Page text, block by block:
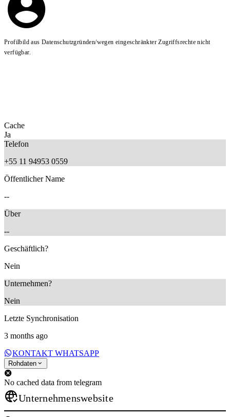
Profilbild aus Datenschutzgründen/wegen eingeschränkter Zugriffsrechte nicht
verfügbar.
Cache
Ja
Telefon
+55 11 94953 0559
Öffentlicher Name
--
Über
--
Geschäftlich?
Nein
Unternehmen?
Nein
Letzte Synchronisation
3 months ago
KONTAKT WHATSAPP
Rohdaten
No cached data from telegram
Unternehmenswebsite